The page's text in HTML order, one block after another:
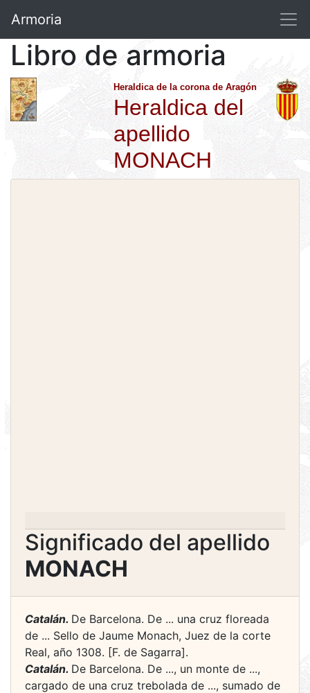
Armoria
Libro de armoria
Heraldica de la corona de Aragón
Heraldica del
apellido
MONACH
Significado del apellido
MONACH
Catalán. De Barcelona. De ... una cruz floreada
de ... Sello de Jaume Monach, Juez de la corte
Real, año 1308. [F. de Sagarra].
Catalán. De Barcelona. De ..., un monte de ...,
cargado de una cruz trebolada de ..., sumado de